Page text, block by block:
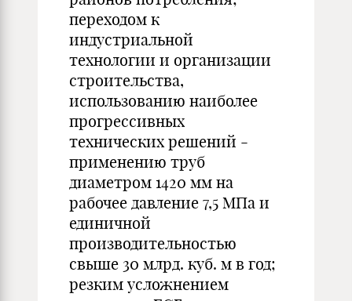
переходом к
индустриальной
технологии и организации
строительства,
использованию наиболее
прогрессивных
технических решений -
применению труб
диаметром 1420 мм на
рабочее давление 7,5 МПа и
единичной
производительностью
свыше 30 млрд. куб. м в год;
резким усложнением